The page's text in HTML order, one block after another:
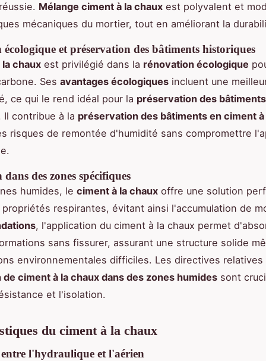
Mélange ciment à la chaux est polyvalent et
mécaniques du mortier, tout en améliorant la
et préservation des bâtiments historiques
chaux est privilégié dans la rénovation écologique
Ses avantages écologiques incluent une
ce qui le rend idéal pour la préservation des bâtiments
Il contribue à la préservation des bâtiments en ciment à
risques de remontée d'humidité sans compromettre
des zones spécifiques
humides, le ciment à la chaux offre une solution
respirantes, évitant ainsi l'accumulation de
, l'application du ciment à la chaux permet
sans fissurer, assurant une structure solide
environnementales difficiles. Les directives relatives
ciment à la chaux dans des zones humides sont
et l'isolation.
du ciment à la chaux
entre l'hydraulique et l'aérien